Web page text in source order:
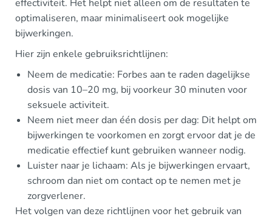
effectiviteit. Het helpt niet alleen om de resultaten te
optimaliseren, maar minimaliseert ook mogelijke
bijwerkingen.
Hier zijn enkele gebruiksrichtlijnen:
Neem de medicatie: Forbes aan te raden dagelijkse
dosis van 10–20 mg, bij voorkeur 30 minuten voor
seksuele activiteit.
Neem niet meer dan één dosis per dag: Dit helpt om
bijwerkingen te voorkomen en zorgt ervoor dat je de
medicatie effectief kunt gebruiken wanneer nodig.
Luister naar je lichaam: Als je bijwerkingen ervaart,
schroom dan niet om contact op te nemen met je
zorgverlener.
Het volgen van deze richtlijnen voor het gebruik van